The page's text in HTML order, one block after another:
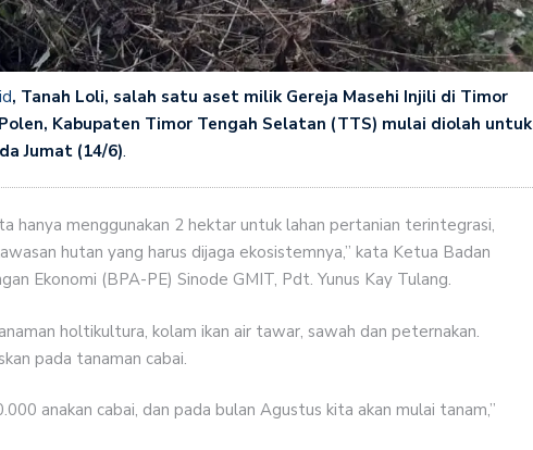
, Tanah Loli, salah satu aset milik Gereja Masehi Injili di Timor
Kabupaten Timor Tengah Selatan (TTS) mulai diolah untuk
Jumat (14/6).
hanya menggunakan 2 hektar untuk lahan pertanian terintegrasi,
hutan yang harus dijaga ekosistemnya,” kata Ketua Badan
Ekonomi (BPA-PE) Sinode GMIT, Pdt. Yunus Kay Tulang.
holtikultura, kolam ikan air tawar, sawah dan peternakan.
pada tanaman cabai.
anakan cabai, dan pada bulan Agustus kita akan mulai tanam,”